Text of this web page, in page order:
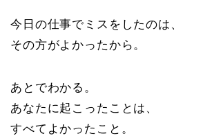
今日の仕事でミスをしたのは、
その方がよかったから。
あとでわかる。
あなたに起こったことは、
すべてよかったこと。